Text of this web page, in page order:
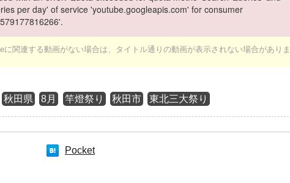
per day' of service 'youtube.googleapis.com' for consumer
に関連する動画がない場合は、タイトル通りの動画が表示されない場合がありま
秋田県 8月 竿燈祭り 秋田市 東北三大祭り
Pocket